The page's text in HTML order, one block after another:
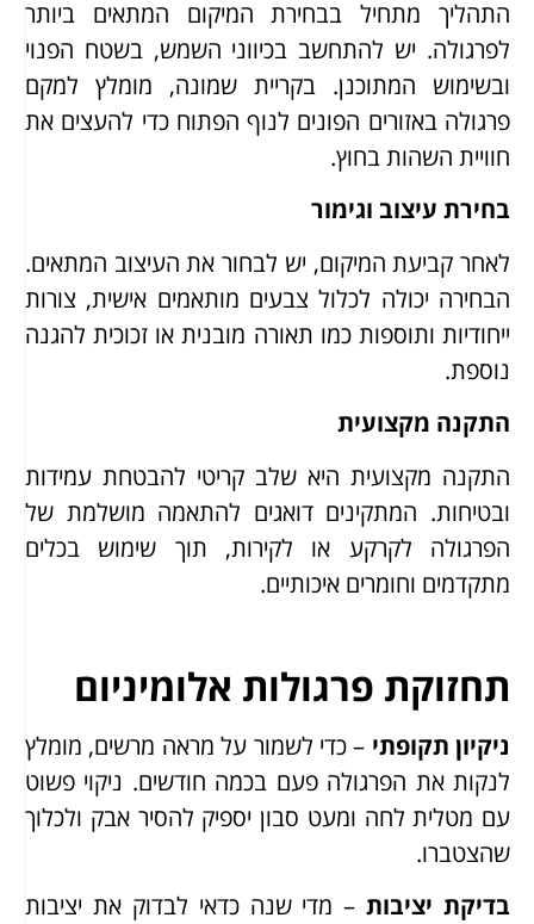
התהליך מתחיל בבחירת המיקום המתאים ביותר
לפרגולה. יש להתחשב בכיווני השמש, בשטח הפנוי
ובשימוש המתוכנן. בקריית שמונה, מומלץ למקם
פרגולה באזורים הפונים לנוף הפתוח כדי להעצים את
חוויית השהות בחוץ.
בחירת עיצוב וגימור
לאחר קביעת המיקום, יש לבחור את העיצוב המתאים.
הבחירה יכולה לכלול צבעים מותאמים אישית, צורות
ייחודיות ותוספות כמו תאורה מובנית או זכוכית להגנה
נוספת.
התקנה מקצועית
התקנה מקצועית היא שלב קריטי להבטחת עמידות
ובטיחות. המתקינים דואגים להתאמה מושלמת של
הפרגולה לקרקע או לקירות, תוך שימוש בכלים
מתקדמים וחומרים איכותיים.
תחזוקת פרגולות אלומיניום
ניקיון תקופתי – כדי לשמור על מראה מרשים, מומלץ
לנקות את הפרגולה פעם בכמה חודשים. ניקוי פשוט
עם מטלית לחה ומעט סבון יספיק להסיר אבק ולכלוך
שהצטברו.
בדיקת יציבות– מדי שנה כדאי לבדוק את יציבות